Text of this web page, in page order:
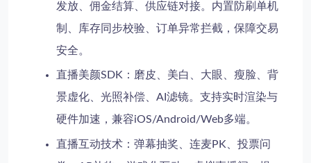
发放、佣金结算、供应链对接。内置防刷单机
制、库存同步校验、订单异常拦截，保障交易
安全。
直播美颜SDK ：磨皮、美白、大眼、瘦脸、背
景虚化、光照补偿、AI滤镜。支持实时渲染与
硬件加速，兼容iOS/Android/Web多端。
直播互动技术 ：弹幕抽奖、连麦PK、投票问